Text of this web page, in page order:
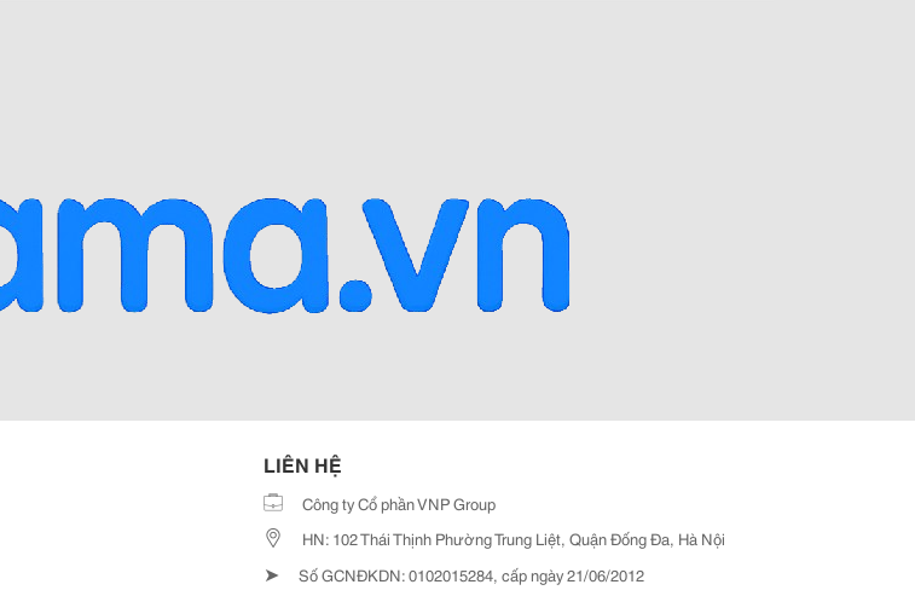
LIÊN HỆ
Công ty Cổ phần VNP Group
HN: 102 Thái Thịnh Phường Trung Liệt, Quận Đống Đa, Hà Nội
➤ Số GCNĐKDN: 0102015284, cấp ngày 21/06/2012